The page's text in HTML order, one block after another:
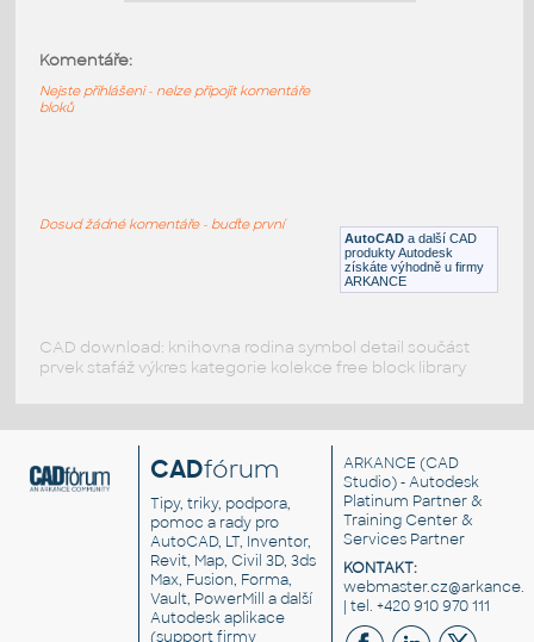
DWG
Ocel
Konstrukční prvkyAutoCAD a další CAD
produkty Autodesk
získáte výhodně u firmy
ARKANCE
Komentáře:
Nejste přihlášeni - nelze připojit komentáře
bloků
Dosud žádné komentáře - buďte první
CAD download: knihovna rodina symbol detail součást
prvek stafáž výkres kategorie kolekce free block library
CADfórum
Tipy, triky, podpora,
pomoc a rady pro
AutoCAD, LT, Inventor,
Revit, Map, Civil 3D, 3ds
Max, Fusion, Forma,
Vault, PowerMill a další
Autodesk aplikace
(support firmy
ARKANCE (CAD
Studio) - Autodesk
Platinum Partner &
Training Center &
Services Partner
KONTAKT:
| tel. +420 910 970 111